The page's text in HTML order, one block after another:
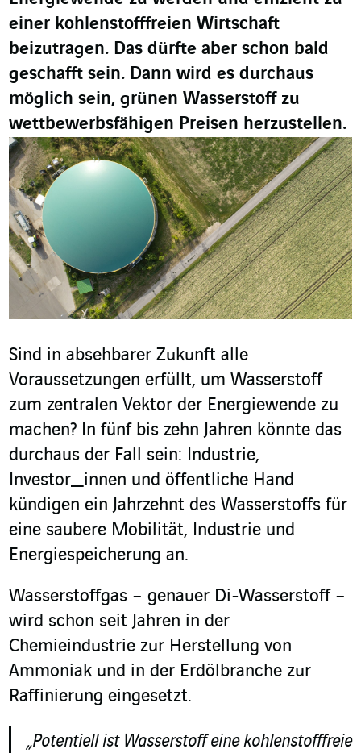
einer kohlenstofffreien Wirtschaft
beizutragen. Das dürfte aber schon bald
geschafft sein. Dann wird es durchaus
möglich sein, grünen Wasserstoff zu
wettbewerbsfähigen Preisen herzustellen.
Sind in absehbarer Zukunft alle
Voraussetzungen erfüllt, um Wasserstoff
zum zentralen Vektor der Energiewende zu
machen? In fünf bis zehn Jahren könnte das
durchaus der Fall sein: Industrie,
Investor_innen und öffentliche Hand
kündigen ein Jahrzehnt des Wasserstoffs für
eine saubere Mobilität, Industrie und
Energiespeicherung an.
Wasserstoffgas – genauer Di-Wasserstoff –
wird schon seit Jahren in der
Chemieindustrie zur Herstellung von
Ammoniak und in der Erdölbranche zur
Raffinierung eingesetzt.
„Potentiell ist Wasserstoff eine kohlenstofffreie